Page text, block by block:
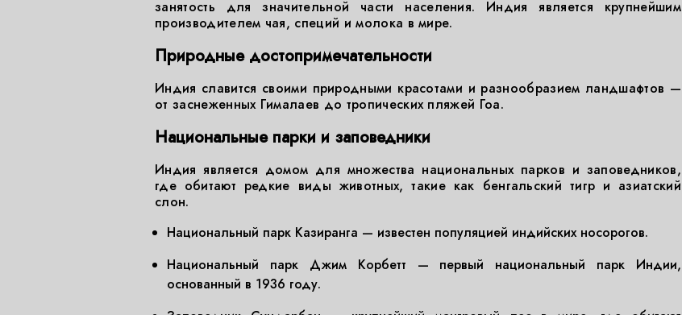
занятость для значительной части населения. Индия является крупнейшим
производителем чая, специй и молока в мире.
Природные достопримечательности
Индия славится своими природными красотами и разнообразием ландшафтов —
от заснеженных Гималаев до тропических пляжей Гоа.
Национальные парки и заповедники
Индия является домом для множества национальных парков и заповедников,
где обитают редкие виды животных, такие как бенгальский тигр и азиатский
слон.
Национальный парк Казиранга — известен популяцией индийских носорогов.
Национальный парк Джим Корбетт — первый национальный парк Индии,
основанный в 1936 году.